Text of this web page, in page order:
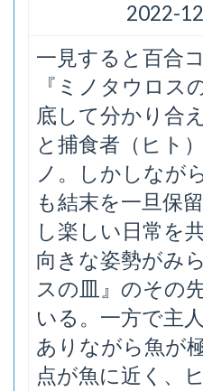
2022-
一見すると百合
『ミノタウロス
底して分かり合
と捕食者（ヒト
ノ。しかしなが
も結末を一旦保
し楽しい日常を
向きな姿勢がみ
スの皿』のその
いる。一方で主
ありながら魚が
点が魚に近く、